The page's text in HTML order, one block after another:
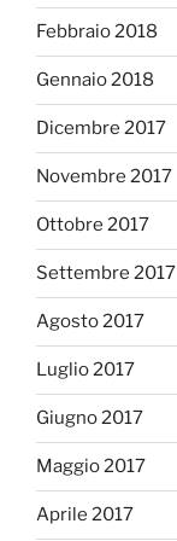
Febbraio 2018
Gennaio 2018
Dicembre 2017
Novembre 2017
Ottobre 2017
Settembre 2017
Agosto 2017
Luglio 2017
Giugno 2017
Maggio 2017
Aprile 2017